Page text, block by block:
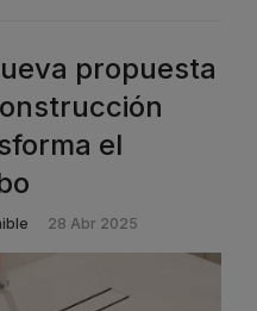
propuesta
el
28 Abr 2025